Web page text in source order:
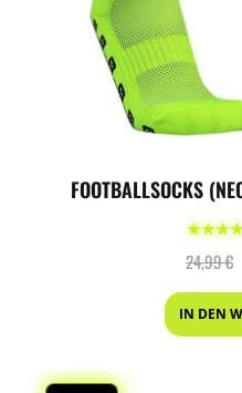
FOOTBALLSOCKS
24,99€
IN DEN